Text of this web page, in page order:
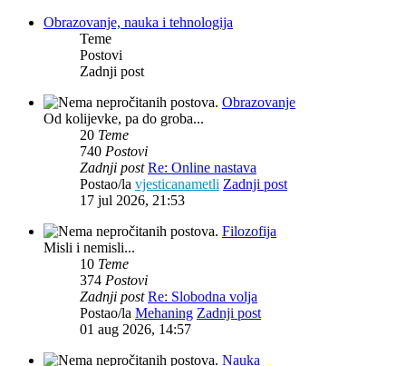
Obrazovanje, nauka i tehnologija
Teme
Postovi
Zadnji post
Obrazovanje
Od kolijevke, pa do groba...
20 Teme
740 Postovi
Zadnji post Re: Online nastava
Postao/la vjesticanametli Zadnji post
17 jul 2026, 21:53
Filozofija
Misli i nemisli...
10 Teme
374 Postovi
Zadnji post Re: Slobodna volja
Postao/la Mehaning Zadnji post
01 aug 2026, 14:57
Nauka